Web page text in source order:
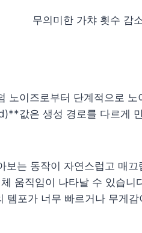
무의미한 가챠 횟수 감
노이즈로부터 단계적으로 노
값은 생성 경로를 다르게
보는 동작이 자연스럽고 매끄
움직임이 나타날 수 있습니
템포가 너무 빠르거나 무게감